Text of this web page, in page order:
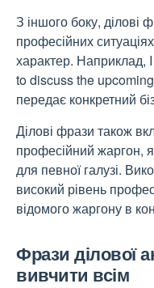
З іншого боку, ділові
професійних
характер. Наприклад,
to discuss the
передає конкретний
Ділові фрази також
професійний жаргон,
для певної галузі.
високий рівень
відомого жаргону в
Фрази ділової
вивчити всім